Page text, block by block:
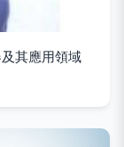
其應用領域